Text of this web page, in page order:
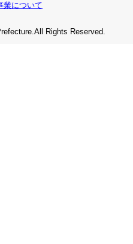
業について
Rights Reserved.